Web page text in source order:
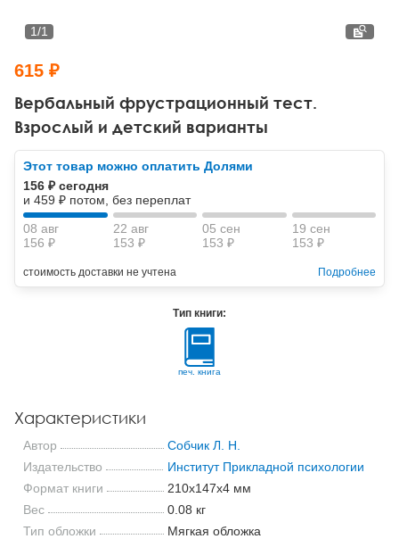
Другие направления психотерапии
Классический, эриксоновский гипноз и НЛП
НЛП
Социальная психология
Классический и юнгианский психоанализ
Вербальный фрустрационный тест.
Взрослый и детский варианты
1/1
615 ₽
Этот товар можно оплатить Долями
156 ₽ сегодня
и 459 ₽ потом, без переплат
08 авг
156 ₽
22 авг
153 ₽
05 сен
153 ₽
19 сен
153 ₽
стоимость доставки не учтена Подробнее
Тип книги:
печ. книга
Характеристики
Автор
Собчик Л. Н.
Издательство
Институт Прикладной психологии
Формат книги
210x147x4 мм
Вес
0.08 кг
Тип обложки
Мягкая обложка